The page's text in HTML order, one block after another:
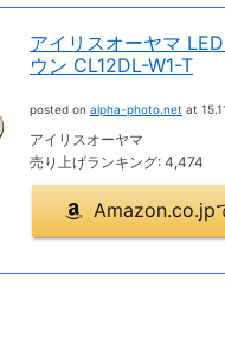
アイリスオーヤマ
ウン CL12DL-W1-T
posted on alpha-photo.net at
アイリスオーヤマ
売り上げランキング: 4,474
Amazon.co.jp